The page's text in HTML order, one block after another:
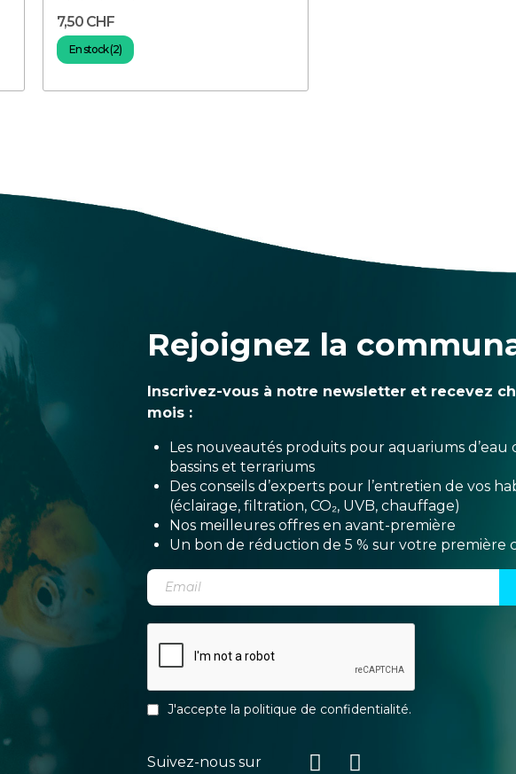
7,50 CHF
En stock (2)
Rejoignez la
Inscrivez-vous à notre newsletter et recevez
mois :
Les nouveautés produits pour aquariums d’eau
bassins et terrariums
Des conseils d’experts pour l’entretien de vos
(éclairage, filtration, CO₂, UVB, chauffage)
Nos meilleures offres en avant-première
Un bon de réduction de 5 % sur votre première
J'accepte la politique de confidentialité.
Suivez-nous sur